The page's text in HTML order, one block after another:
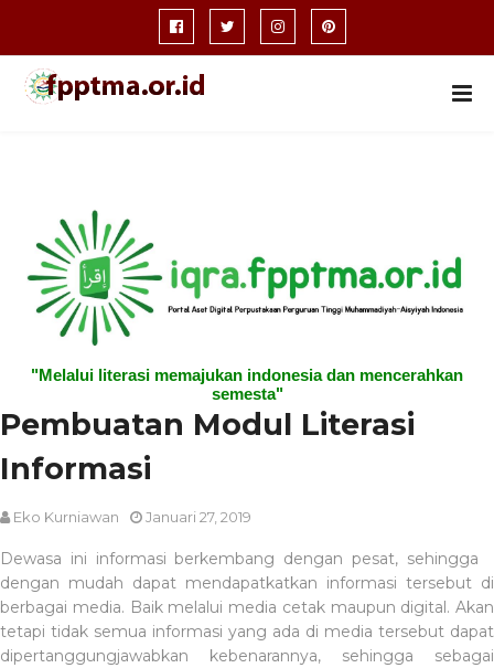
"Melalui literasi memajukan indonesia dan mencerahkan
semesta"
Pembuatan Modul Literasi
Informasi
Eko Kurniawan Januari 27, 2019
Dewasa ini informasi berkembang dengan pesat, sehingga
dengan mudah dapat mendapatkatkan informasi tersebut di
berbagai media. Baik melalui media cetak maupun digital. Akan
tetapi tidak semua informasi yang ada di media tersebut dapat
dipertanggungjawabkan kebenarannya, sehingga sebagai